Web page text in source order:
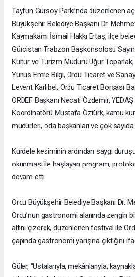
Tayfun Gürsoy Parkı’nda düzenlenen
Büyükşehir Belediye Başkanı Dr.
Kaymakamı İsmail Hakkı Ertaş, ilçe
Gürcistan Trabzon Başkonsolosu
Kültür ve Turizm Müdürü Uğur Toparlak,
Yunus Emre Bilgi, Ordu Ticaret ve
Levent Karlıbel, Ordu Ticaret Borsası
ORDEF Başkanı Necati Özdemir,
Koordinatörü Mustafa Öztürk, kamu
müdürleri, oda başkanları ve çok sayıda
Kurdele kesiminin ardından saygı
okunması ile başlayan program,
devam etti.
Ordu Büyükşehir Belediye Başkanı Dr.
Ordu’nun gastronomi alanında zengin
altını çizerek, düzenlenen festival ile
çapında gastronomi yarışına çıktığını
Güler, “Ustalarıyla, mekânlarıyla,